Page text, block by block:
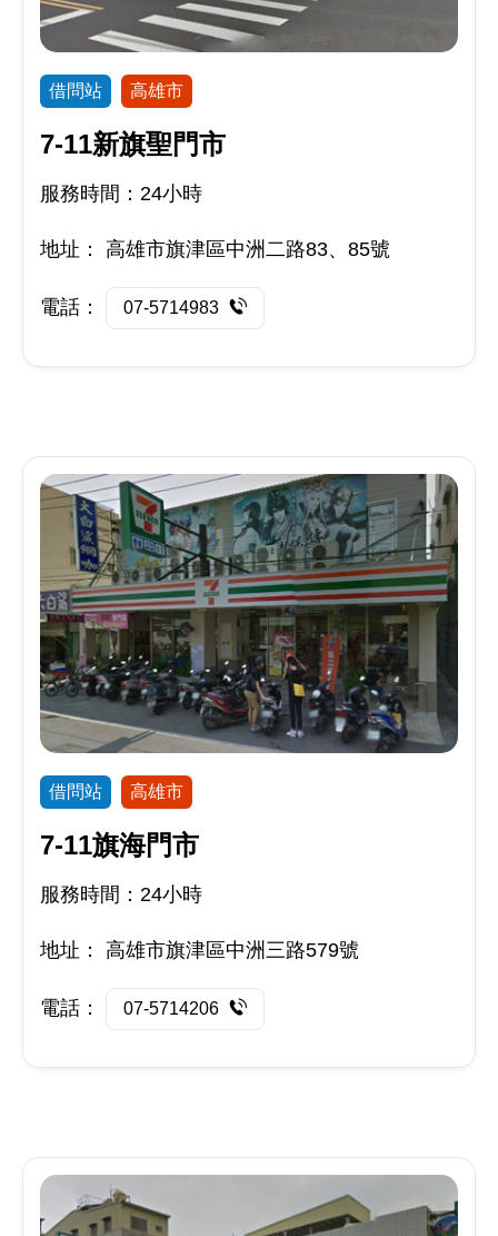
借問站 高雄市
7-11新旗聖門市
服務時間：24小時
地址： 高雄市旗津區中洲二路83、85號
電話： 07-5714983
借問站 高雄市
7-11旗海門市
服務時間：24小時
地址： 高雄市旗津區中洲三路579號
電話： 07-5714206